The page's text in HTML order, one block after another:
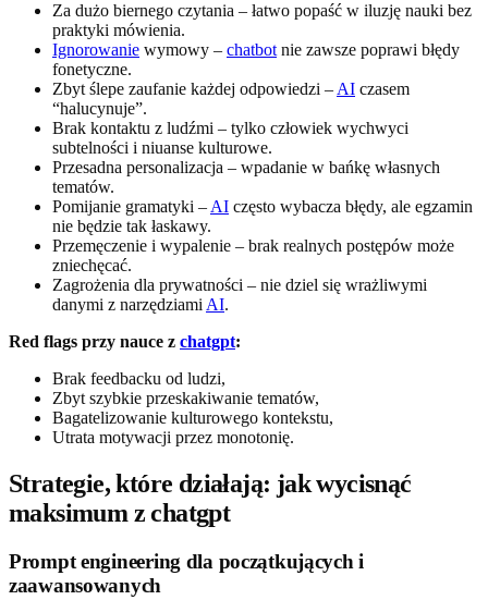
Za dużo biernego czytania – łatwo popaść w iluzję nauki bez
praktyki mówienia.
Ignorowanie wymowy – chatbot nie zawsze poprawi błędy
fonetyczne.
Zbyt ślepe zaufanie każdej odpowiedzi – AI czasem
“halucynuje”.
Brak kontaktu z ludźmi – tylko człowiek wychwyci
subtelności i niuanse kulturowe.
Przesadna personalizacja – wpadanie w bańkę własnych
tematów.
Pomijanie gramatyki – AI często wybacza błędy, ale egzamin
nie będzie tak łaskawy.
Przemęczenie i wypalenie – brak realnych postępów może
zniechęcać.
Zagrożenia dla prywatności – nie dziel się wrażliwymi
danymi z narzędziami AI.
Red flags przy nauce z chatgpt:
Brak feedbacku od ludzi,
Zbyt szybkie przeskakiwanie tematów,
Bagatelizowanie kulturowego kontekstu,
Utrata motywacji przez monotonię.
Strategie, które działają: jak wycisnąć
maksimum z chatgpt
Prompt engineering dla początkujących i
zaawansowanych